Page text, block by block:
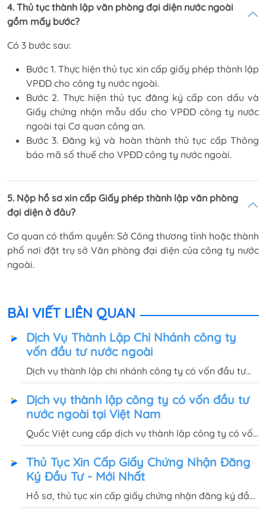
4. Thủ tục thành lập văn phòng đại diện nước ngoài
gồm mấy bước?
Có 3 bước sau:
Bước 1. Thực hiện thủ tục xin cấp giấy phép thành lập
VPĐD cho công ty nước ngoài.
Bước 2. Thực hiện thủ tục đăng ký cấp con dấu và
Giấy chứng nhận mẫu dấu cho VPĐD công ty nước
ngoài tại Cơ quan công an.
Bước 3. Đăng ký và hoàn thành thủ tục cấp Thông
báo mã số thuế cho VPĐD công ty nước ngoài.
5. Nộp hồ sơ xin cấp Giấy phép thành lập văn phòng
đại diện ở đâu?
Cơ quan có thẩm quyền: Sở Công thương tỉnh hoặc thành
phố nơi đặt trụ sở Văn phòng đại diện của công ty nước
ngoài.
BÀI VIẾT LIÊN QUAN
Dịch Vụ Thành Lập Chi Nhánh công ty
vốn đầu tư nước ngoài
Dịch vụ thành lập chi nhánh công ty có vốn đầu tư
nước ngoài trọn gói 3.000.000đ, áp dụng cho mở chi
nhánh cùng tỉnh/khác tỉnh, hạch toán độc lập/phụ
thuộc
Dịch vụ thành lập công ty có vốn đầu tư
nước ngoài tại Việt Nam
Quốc Việt cung cấp dịch vụ thành lập công ty có vốn
đầu tư nước ngoài tại TP.HCM và Hà Nội với chi phí
trọn gói chỉ từ 15.000.000đ, hoàn thành sau 25-30
ngày.
Thủ Tục Xin Cấp Giấy Chứng Nhận Đăng
Ký Đầu Tư - Mới Nhất
Hồ sơ, thủ tục xin cấp giấy chứng nhận đăng ký đầu
tư cho người nước ngoài tại Việt Nam như thế nào?